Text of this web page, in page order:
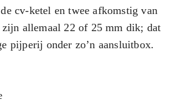
cv-ketel en twee afkomstig van
allemaal 22 of 25 mm dik; dat
pijperij onder zo’n aansluitbox.